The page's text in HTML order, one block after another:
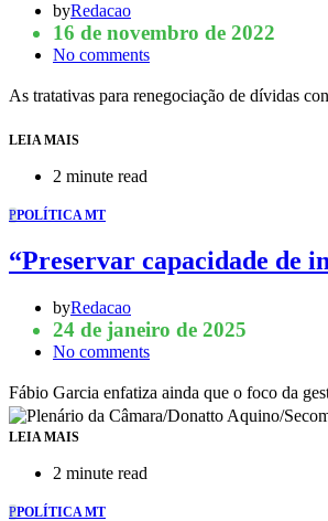
byRedacao
16 de novembro de 2022
No comments
As tratativas para renegociação de dívidas
LEIA MAIS
2 minute read
PPOLÍTICA MT
“Preservar capacidade de
byRedacao
24 de janeiro de 2025
No comments
Fábio Garcia enfatiza ainda que o foco da
LEIA MAIS
2 minute read
PPOLÍTICA MT